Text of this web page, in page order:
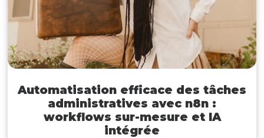
Automatisation efficace des tâches
administratives avec n8n :
workflows sur-mesure et IA
intégrée